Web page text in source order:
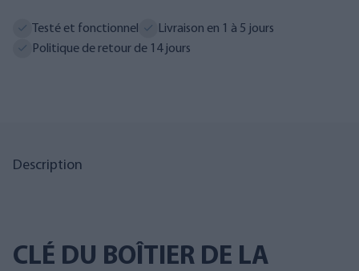
Testé et fonctionnel
Livraison en 1 à 5 jours
Politique de retour de 14 jours
Description
CLÉ DU BOÎTIER DE LA